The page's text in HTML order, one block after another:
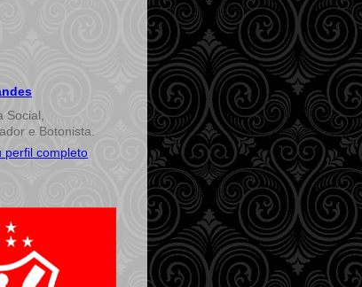
Social,
e Botonista.
perfil completo